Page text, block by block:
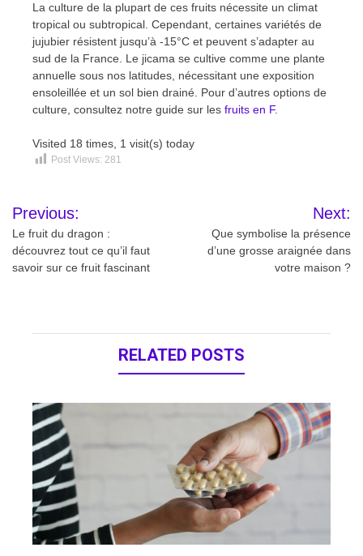
La culture de la plupart de ces fruits nécessite un climat
tropical ou subtropical. Cependant, certaines variétés de
jujubier résistent jusqu’à -15°C et peuvent s’adapter au
sud de la France. Le jicama se cultive comme une plante
annuelle sous nos latitudes, nécessitant une exposition
ensoleillée et un sol bien drainé. Pour d’autres options de
culture, consultez notre guide sur les fruits en F.
Visited 18 times, 1 visit(s) today
Post Views: 281
Navigation
de
l’article
Previous:
Le fruit du dragon :
découvrez tout ce qu’il faut
savoir sur ce fruit fascinant
Next:
Que symbolise la présence
d’une grosse araignée dans
votre maison ?
RELATED POSTS